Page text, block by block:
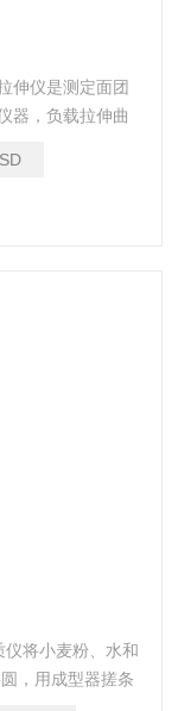
伸仪是测定面团
器，负载拉伸曲
。
将小麦粉、水和
，用成型器搓条